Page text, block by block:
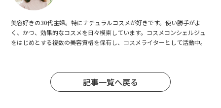
美容好きの30代主婦。特にナチュラルコスメが好きです。使い勝手がよ
く、かつ、効果的なコスメを日々模索しています。コスメコンシェルジュ
をはじめとする複数の美容資格を保有し、コスメライターとして活動中。
記事一覧へ戻る